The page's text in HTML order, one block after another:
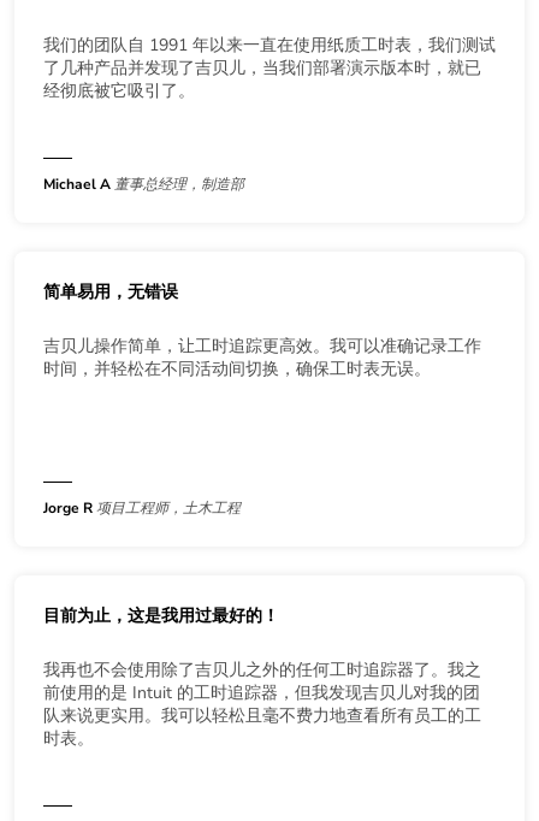
我们的团队自 1991 年以来一直在使用纸质工时表，我们测试
了几种产品并发现了吉贝儿，当我们部署演示版本时，就已
经彻底被它吸引了。
Michael A董事总经理，制造部
简单易用，无错误
吉贝儿操作简单，让工时追踪更高效。我可以准确记录工作
时间，并轻松在不同活动间切换，确保工时表无误。
Jorge R项目工程师，土木工程
目前为止，这是我用过最好的！
我再也不会使用除了吉贝儿之外的任何工时追踪器了。我之
前使用的是 Intuit 的工时追踪器，但我发现吉贝儿对我的团
队来说更实用。我可以轻松且毫不费力地查看所有员工的工
时表。